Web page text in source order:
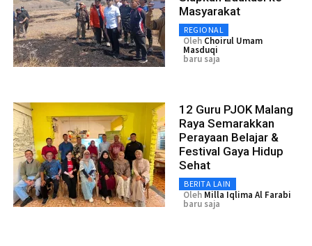
Masyarakat
REGIONAL
Oleh Choirul Umam
Masduqi
baru saja
12 Guru PJOK Malang
Raya Semarakkan
Perayaan Belajar &
Festival Gaya Hidup
Sehat
BERITA LAIN
Oleh Milla Iqlima Al Farabi
baru saja